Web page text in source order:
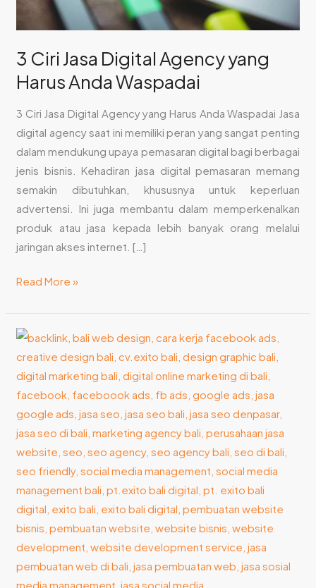
3 Ciri Jasa Digital Agency yang
Harus Anda Waspadai
3 Ciri Jasa Digital Agency yang Harus Anda Waspadai Jasa
digital agency saat ini memiliki peran yang sangat penting
dalam mendukung upaya pemasaran digital bagi berbagai
jenis bisnis. Kehadiran jasa digital pemasaran memang
semakin dibutuhkan, khususnya untuk keperluan
advertensi. Ini juga membantu dalam memperkenalkan
produk atau jasa kepada lebih banyak orang melalui
jaringan akses internet. […]
Waspadai
Read More »
Inilah
Mengapa
Digital
Agency
Bali
Jadi
Andalan
di
Dunia
Kreatif